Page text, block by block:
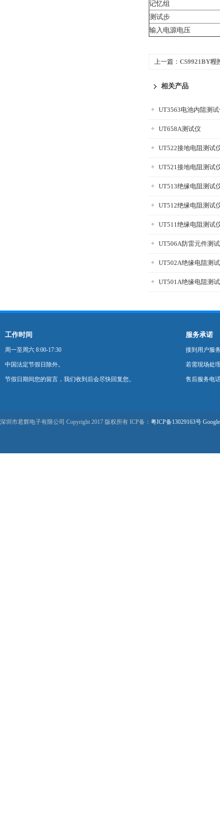
记忆组
测试步
输入电源电压
上一篇： CS9921BY程
相关产品
UT3563电池内阻测
UT658A测试仪
UT522接地电阻测试
UT521接地电阻测试
UT513绝缘电阻测试
UT512绝缘电阻测试
UT511绝缘电阻测试
UT506A防雷元件测
UT502A绝缘电阻测
UT501A绝缘电阻测
工作时间
周一至周六 8:00-17:30
中国法定节假日除外。
节假日期间您的留言，我们收到后会尽快回复您。
服务承诺
接到用户服
若需现场处
售后服务电
深圳市君辉电子有限公司 Copyright 2017 版权所有 ICP备： 粤ICP备13029163号